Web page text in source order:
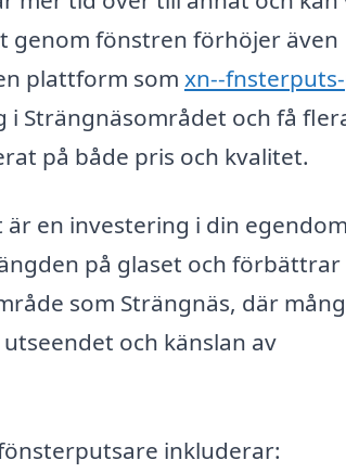
genom fönstren förhöjer även
plattform som xn--
Strängnäsområdet och få
på både pris och kvalitet.
en investering i din
på glaset och förbättrar
som Strängnäs, där
och känslan av
inkluderar: